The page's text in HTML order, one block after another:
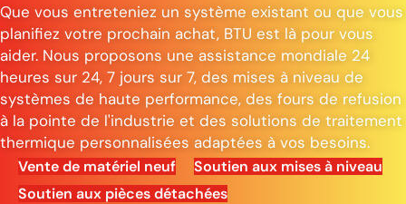
Que vous entreteniez un système existant ou que vous
planifiez votre prochain achat, BTU est là pour vous
aider. Nous proposons une assistance mondiale 24
heures sur 24, 7 jours sur 7, des mises à niveau de
systèmes de haute performance, des fours de refusion
à la pointe de l'industrie et des solutions de traitement
thermique personnalisées adaptées à vos besoins.
Vente de matériel neuf
Soutien aux mises à niveau
Soutien aux pièces détachées